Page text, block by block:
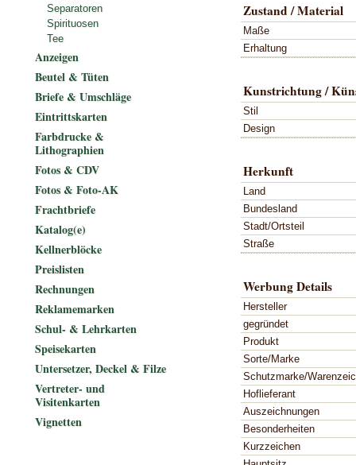
Zustand / Material
Maße
Erhaltung
Kunstrichtung /
Stil
Design
Herkunft
Land
Bundesland
Stadt/Ortsteil
Straße
Werbung Details
Hersteller
gegründet
Produkt
Sorte/Marke
Schutzmarke/
Hoflieferant
Auszeichnungen
Besonderheiten
Kurzzeichen
Separatoren
Spirituosen
Tee
Anzeigen
Beutel & Tüten
Briefe & Umschläge
Eintrittskarten
Farbdrucke &
Lithographien
Fotos & CDV
Fotos & Foto-AK
Frachtbriefe
Katalog(e)
Kellnerblöcke
Preislisten
Rechnungen
Reklamemarken
Schul- & Lehrkarten
Speisekarten
Untersetzer, Deckel & Filze
Vertreter- und
Visitenkarten
Vignetten